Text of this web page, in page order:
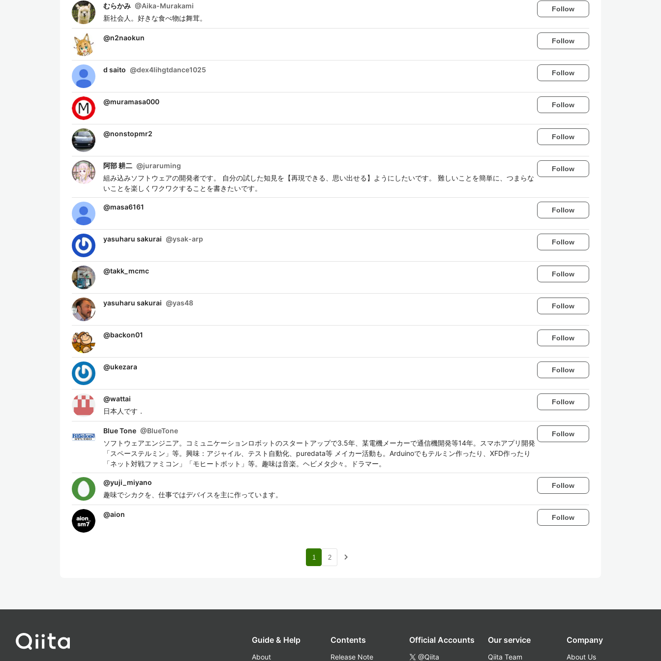
むらかみ @Aika-Murakami
新社会人。好きな食べ物は舞茸。
Follow
@n2naokun Follow
d saito @dex4lihgtdance1025 Follow
@muramasa000 Follow
@nonstopmr2 Follow
阿部 耕二 @juraruming
組み込みソフトウェアの開発者です。 自分の試した知見を【再現できる、思い出せる】ようにしたいです。 難しいことを簡単に、つまらな
いことを楽しくワクワクすることを書きたいです。
Follow
@masa6161 Follow
yasuharu sakurai @ysak-arp Follow
@takk_mcmc Follow
yasuharu sakurai @yas48 Follow
@backon01 Follow
@ukezara Follow
@wattai
日本人です．
Follow
Blue Tone @BlueTone
ソフトウェアエンジニア。コミュニケーションロボットのスタートアップで3.5年、某電機メーカーで通信機開発等14年。スマホアプリ開発
「スペーステルミン」等。興味：アジャイル、テスト自動化、puredata等 メイカー活動も。Arduinoでもテルミン作ったり、XFD作ったり
「ネット対戦ファミコン」「モヒートボット」等。趣味は音楽。ヘビメタ少々。ドラマー。
Follow
@yuji_miyano
趣味でシカクを、仕事ではデバイスを主に作っています。
Follow
@aion Follow
1 2 navigate_next
Guide & Help
About
Contents
Release Note
Official Accounts
@Qiita
Our service
Qiita Team
Company
About Us